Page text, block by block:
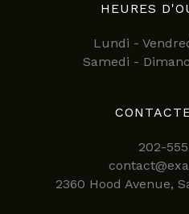
HEURES
Lundi -
Samedi -
202-
2360 Hood Avenue,